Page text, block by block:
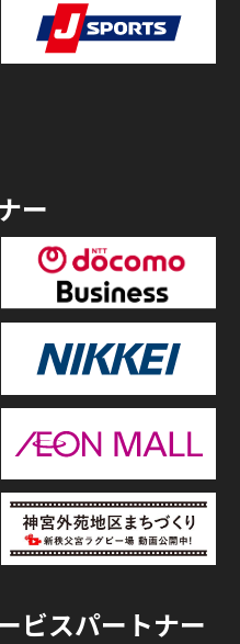
ー
ビスパートナー